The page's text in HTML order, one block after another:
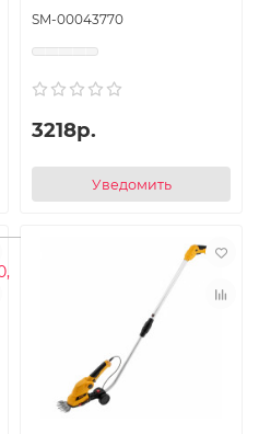
SM-00043770
3218р.
Уведомить